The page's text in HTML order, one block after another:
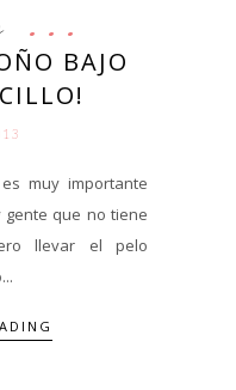
BAJO
muy importante
que no tiene
llevar el pelo